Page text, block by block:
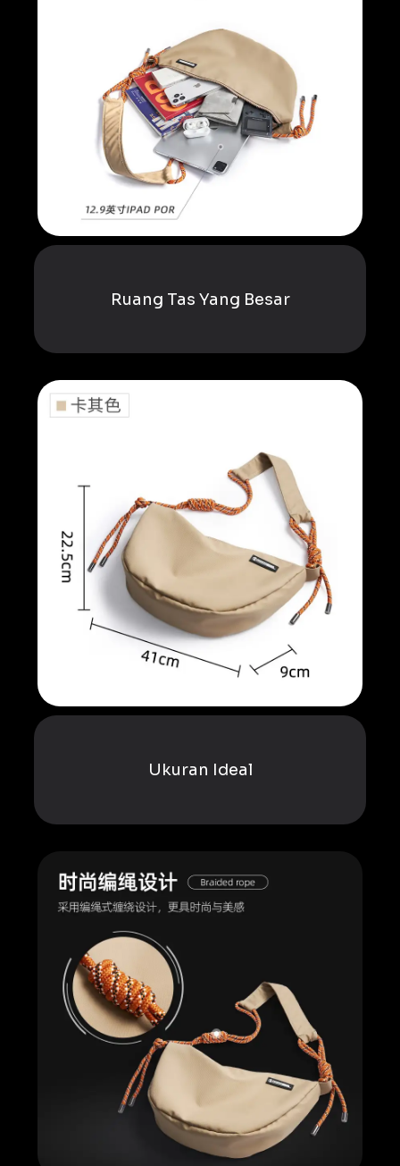
Ruang Tas Yang Besar
Ukuran Ideal